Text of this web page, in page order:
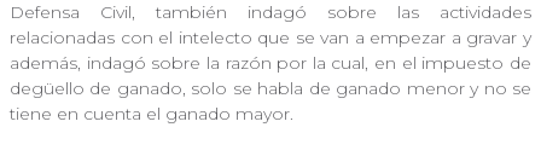
Defensa Civil, también indagó sobre las actividades
relacionadas con el intelecto que se van a empezar a gravar y
además, indagó sobre la razón por la cual, en el impuesto de
degüello de ganado, solo se habla de ganado menor y no se
tiene en cuenta el ganado mayor.